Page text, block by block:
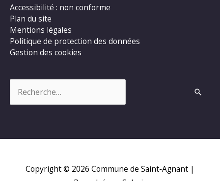
Accessibilité : non conforme
Plan du site
Mentions légales
Politique de protection des données
Gestion des cookies
Copyright © 2026 Commune de Saint-Agnant |